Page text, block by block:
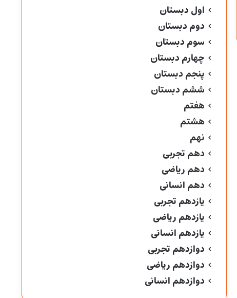
اول دبستان
دوم دبستان
سوم دبستان
چهارم دبستان
پنجم دبستان
ششم دبستان
هفتم
هشتم
نهم
دهم تجربی
دهم ریاضی
دهم انسانی
یازدهم تجربی
یازدهم ریاضی
یازدهم انسانی
دوازدهم تجربی
دوازدهم ریاضی
دوازدهم انسانی